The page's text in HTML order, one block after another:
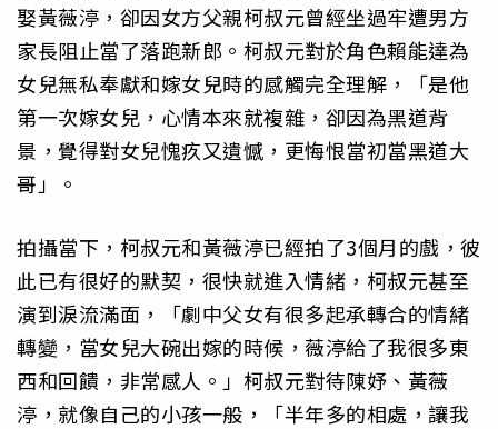
娶黃薇渟，卻因女方父親柯叔元曾經坐過牢遭男方
家長阻止當了落跑新郎。柯叔元對於角色賴能達為
女兒無私奉獻和嫁女兒時的感觸完全理解，「是他
第一次嫁女兒，心情本來就複雜，卻因為黑道背
景，覺得對女兒愧疚又遺憾，更悔恨當初當黑道大
哥」。
拍攝當下，柯叔元和黃薇渟已經拍了3個月的戲，彼
此已有很好的默契，很快就進入情緒，柯叔元甚至
演到淚流滿面，「劇中父女有很多起承轉合的情緒
轉變，當女兒大碗出嫁的時候，薇渟給了我很多東
西和回饋，非常感人。」柯叔元對待陳妤、黃薇
渟，就像自己的小孩一般，「半年多的相處，讓我